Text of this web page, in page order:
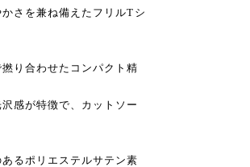
さを兼ね備えたフリルTシ
り合わせたコンパクト精
感が特徴で、カットソー
るポリエステルサテン素